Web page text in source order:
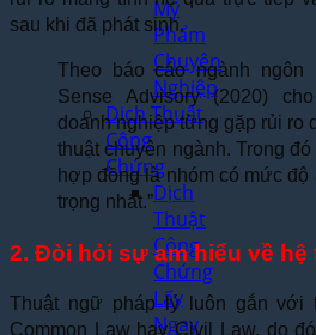
Mỹ
Phẩm
Chuyên
Nghiệp
Dịch Thuật
Công
Chứng
Dịch
Thuật
Công
Chứng
Lấy
Ngay
sau khi đã phát sinh.
Theo báo cáo ngành ngôn
Sense Advisory (2020)
doanh nghiệp từng gặp rủi ro
thuật chuyên ngành. Trong
hợp đồng là nhóm có mức
trọng nhất.”
2. Đòi hỏi sự am hiểu về hệ
Thuật ngữ pháp lý luôn gắn với
Common Law hay Civil Law, do